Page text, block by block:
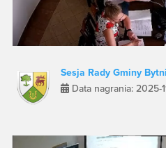
Sesja Rady Gminy
Data nagrania: